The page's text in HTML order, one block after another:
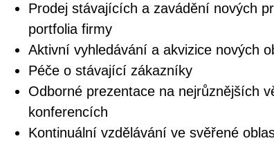
Prodej stávajících a zavádění nových
portfolia firmy
Aktivní vyhledávání a akvizice nových
Péče o stávající zákazníky
Odborné prezentace na nejrůznějších
konferencích
Kontinuální vzdělávání ve svěřené